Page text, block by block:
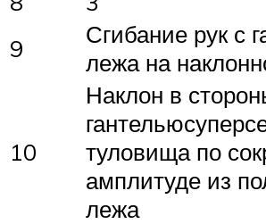
9
Сгибание рук с
лежа на
10
Наклон в
туловища по
амплитуде из
лежа